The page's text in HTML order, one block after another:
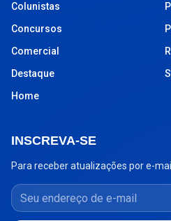
Colunistas
Concursos
Comercial
Destaque
Home
INSCREVA-SE
Para receber atualizações por e-
Seu endereço de e-mail